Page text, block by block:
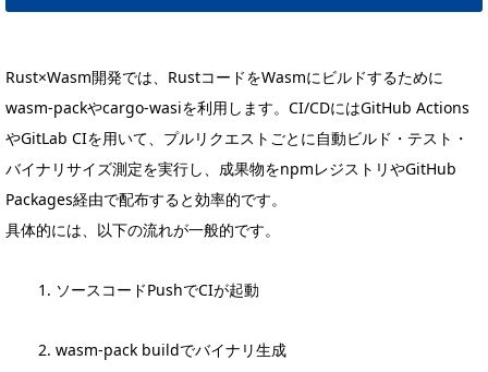
Rust×Wasm開発では、RustコードをWasmにビルドするために
wasm-packやcargo-wasiを利用します。CI/CDにはGitHub Actions
やGitLab CIを用いて、プルリクエストごとに自動ビルド・テスト・
バイナリサイズ測定を実行し、成果物をnpmレジストリやGitHub
Packages経由で配布すると効率的です。
具体的には、以下の流れが一般的です。
ソースコードPushでCIが起動
wasm-pack buildでバイナリ生成